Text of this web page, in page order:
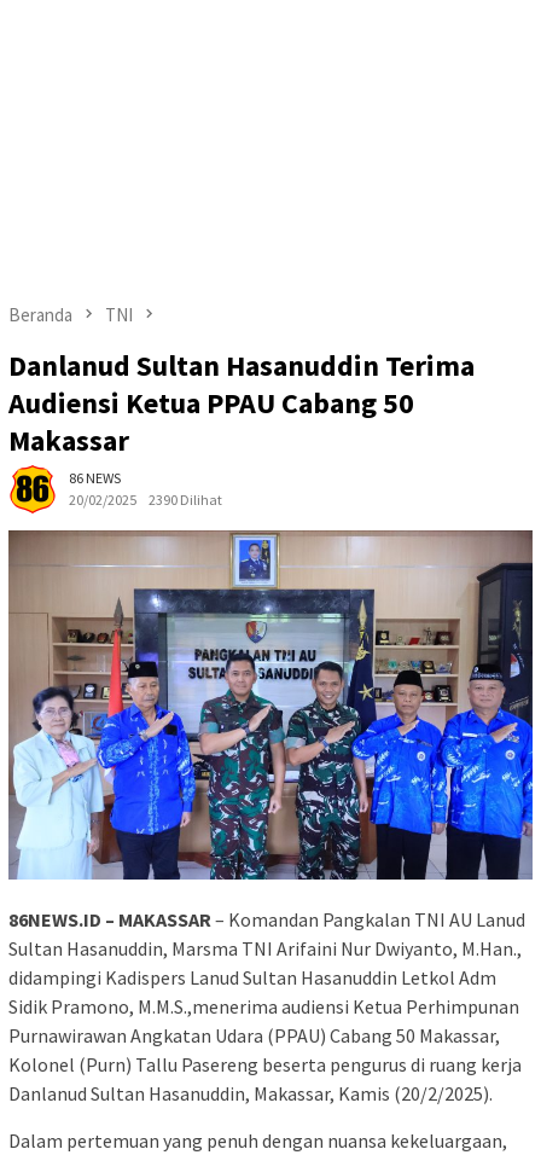
Beranda TNI
Danlanud Sultan Hasanuddin Terima
Audiensi Ketua PPAU Cabang 50
Makassar
86 NEWS
20/02/2025
2390 Dilihat
86NEWS.ID – MAKASSAR– Komandan Pangkalan TNI AU Lanud
Sultan Hasanuddin, Marsma TNI Arifaini Nur Dwiyanto, M.Han.,
didampingi Kadispers Lanud Sultan Hasanuddin Letkol Adm
Sidik Pramono, M.M.S.,menerima audiensi Ketua Perhimpunan
Purnawirawan Angkatan Udara (PPAU) Cabang 50 Makassar,
Kolonel (Purn) Tallu Pasereng beserta pengurus di ruang kerja
Danlanud Sultan Hasanuddin, Makassar, Kamis (20/2/2025).
Dalam pertemuan yang penuh dengan nuansa kekeluargaan,